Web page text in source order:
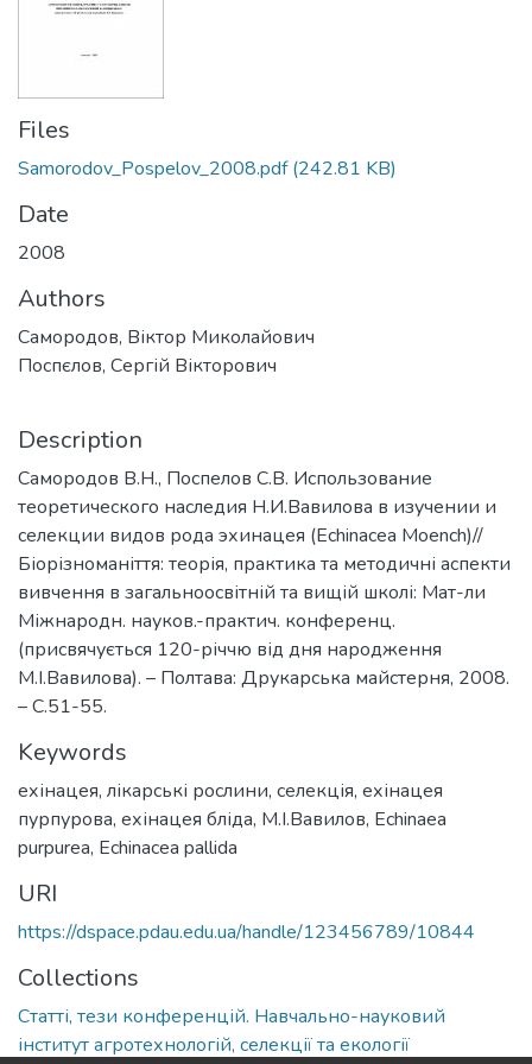
Files
Samorodov_Pospelov_2008.pdf(242.81 KB)
Date
2008
Authors
Самородов, Віктор Миколайович
Поспєлов, Сергій Вікторович
Description
Самородов В.Н., Поспелов С.В. Использование
теоретического наследия Н.И.Вавилова в изучении и
селекции видов рода эхинацея (Echinacea Moench)//
Біорізноманіття: теорія, практика та методичні аспекти
вивчення в загальноосвітній та вищій школі: Мат-ли
Міжнародн. науков.-практич. конференц.
(присвячується 120-річчю від дня народження
М.І.Вавилова). – Полтава: Друкарська майстерня, 2008.
– С.51-55.
Keywords
ехінацея, лікарські рослини, селекція, ехінацея
пурпурова, ехінацея бліда, М.І.Вавилов, Echinaea
purpurea, Echinacea pallida
URI
https://dspace.pdau.edu.ua/handle/123456789/10844
Collections
Статті, тези конференцій. Навчально-науковий
інститут агротехнологій, селекції та екології